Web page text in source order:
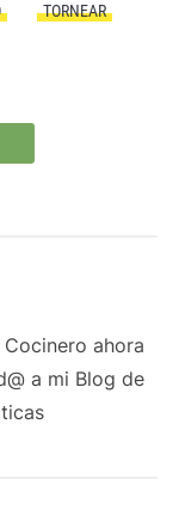
TORNEAR
ahora
a mi Blog de